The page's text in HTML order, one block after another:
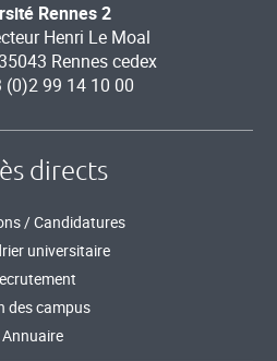
Rennes 2
Henri Le Moal
Rennes cedex
(0)2 99 14 10 00
directs
/ Candidatures
universitaire
des campus
Annuaire